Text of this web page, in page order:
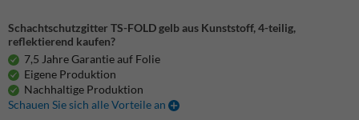
Schachtschutzgitter TS-FOLD gelb aus Kunststoff, 4-teilig,
reflektierend kaufen?
7,5 Jahre Garantie auf Folie
Eigene Produktion
Nachhaltige Produktion
Schauen Sie sich alle Vorteile an